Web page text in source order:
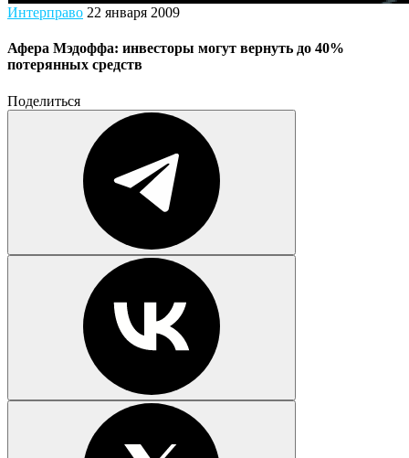
Интерправо 22 января 2009
Афера Мэдоффа: инвесторы могут вернуть до 40%
потерянных средств
Поделиться